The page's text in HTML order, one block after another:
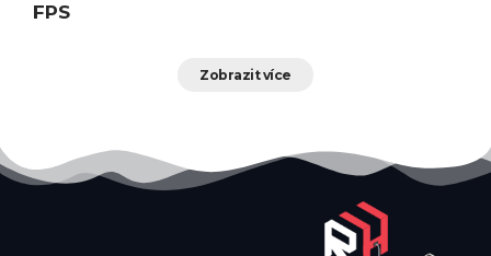
FPS
Zobrazit více